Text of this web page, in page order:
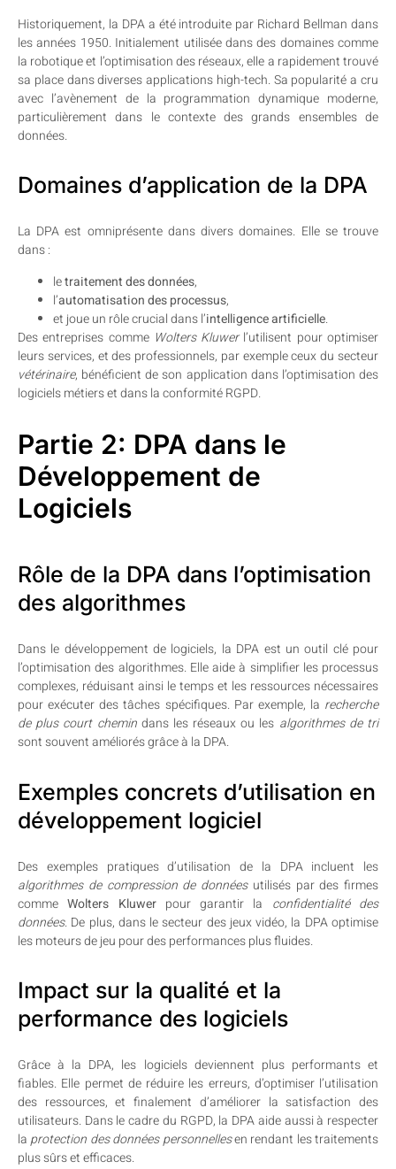
Historiquement, la DPA a été introduite par Richard Bellman dans
les années 1950. Initialement utilisée dans des domaines comme
la robotique et l’optimisation des réseaux, elle a rapidement trouvé
sa place dans diverses applications high-tech. Sa popularité a cru
avec l’avènement de la programmation dynamique moderne,
particulièrement dans le contexte des grands ensembles de
données.
Domaines d’application de la DPA
La DPA est omniprésente dans divers domaines. Elle se trouve
dans :
letraitement des données,
l’automatisation des processus,
et joue un rôle crucial dans l’intelligence artificielle.
Des entreprises comme Wolters Kluwerl’utilisent pour optimiser
leurs services, et des professionnels, par exemple ceux du secteur
vétérinaire, bénéficient de son application dans l’optimisation des
logiciels métiers et dans la conformité RGPD.
Partie 2: DPA dans le
Développement de
Logiciels
Rôle de la DPA dans l’optimisation
des algorithmes
Dans le développement de logiciels, la DPA est un outil clé pour
l’optimisation des algorithmes. Elle aide à simplifier les processus
complexes, réduisant ainsi le temps et les ressources nécessaires
pour exécuter des tâches spécifiques. Par exemple, la recherche
de plus court chemindans les réseaux ou les algorithmes de tri
sont souvent améliorés grâce à la DPA.
Exemples concrets d’utilisation en
développement logiciel
Des exemples pratiques d’utilisation de la DPA incluent les
algorithmes de compression de donnéesutilisés par des firmes
commeWolters Kluwerpour garantir la confidentialité des
données. De plus, dans le secteur des jeux vidéo, la DPA optimise
les moteurs de jeu pour des performances plus fluides.
Impact sur la qualité et la
performance des logiciels
Grâce à la DPA, les logiciels deviennent plus performants et
fiables. Elle permet de réduire les erreurs, d’optimiser l’utilisation
des ressources, et finalement d’améliorer la satisfaction des
utilisateurs. Dans le cadre du RGPD, la DPA aide aussi à respecter
la protection des données personnellesen rendant les traitements
plus sûrs et efficaces.